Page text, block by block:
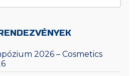
2026 – Cosmetics